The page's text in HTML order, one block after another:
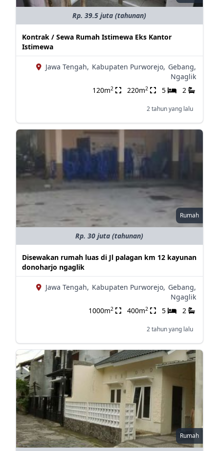
Rp. 39.5 juta (tahunan)
Kontrak / Sewa Rumah Istimewa Eks Kantor
Istimewa
Jawa Tengah, Kabupaten Purworejo, Gebang,
Ngaglik
120m2 220m2 5 2
2 tahun yang lalu
Rumah
Rp. 30 juta (tahunan)
Disewakan rumah luas di Jl palagan km 12 kayunan
donoharjo ngaglik
Jawa Tengah, Kabupaten Purworejo, Gebang,
Ngaglik
1000m2 400m2 5 2
2 tahun yang lalu
Rumah